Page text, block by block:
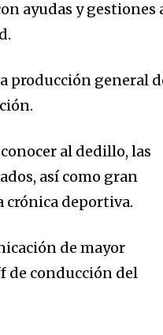
ayudas y gestiones
producción general
al dedillo, las
así como gran
crónica deportiva.
de mayor
de conducción del